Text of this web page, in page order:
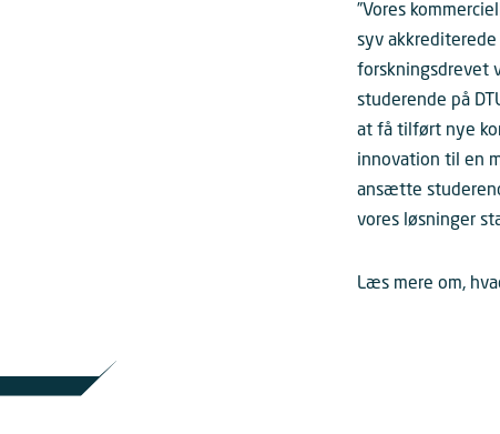
”Vores
syv akkrediterede
forskningsdrevet
studerende på
at få tilført nye
innovation til en
ansætte
vores løsninger
Læs mere om,